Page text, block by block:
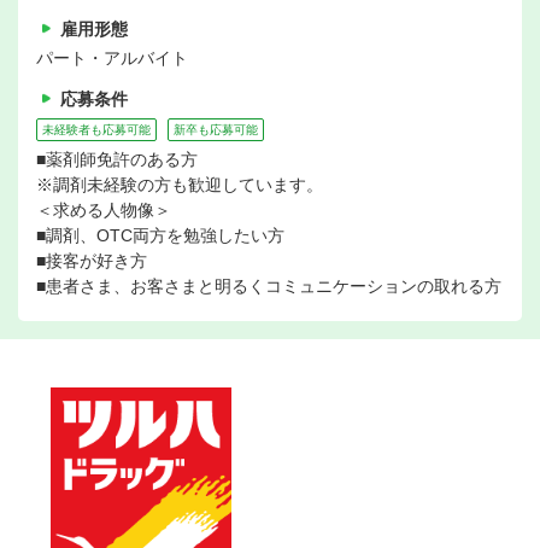
雇用形態
パート・アルバイト
応募条件
未経験者も応募可能 新卒も応募可能
■薬剤師免許のある方
※調剤未経験の方も歓迎しています。
＜求める人物像＞
■調剤、OTC両方を勉強したい方
■接客が好き方
■患者さま、お客さまと明るくコミュニケーションの取れる方